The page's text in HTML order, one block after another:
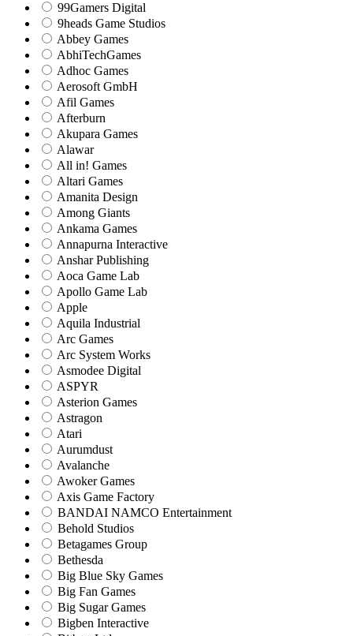
99Gamers Digital
9heads Game Studios
Abbey Games
AbhiTechGames
Adhoc Games
Aerosoft GmbH
Afil Games
Afterburn
Akupara Games
Alawar
All in! Games
Altari Games
Amanita Design
Among Giants
Ankama Games
Annapurna Interactive
Anshar Publishing
Aoca Game Lab
Apollo Game Lab
Apple
Aquila Industrial
Arc Games
Arc System Works
Asmodee Digital
ASPYR
Asterion Games
Astragon
Atari
Aurumdust
Avalanche
Awoker Games
Axis Game Factory
BANDAI NAMCO Entertainment
Behold Studios
Betagames Group
Bethesda
Big Blue Sky Games
Big Fan Games
Big Sugar Games
Bigben Interactive